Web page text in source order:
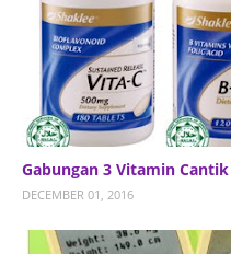
Gabungan 3 Vitamin
DECEMBER 01, 2016